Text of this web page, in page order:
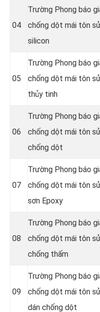
04
Trường Phong báo
chống dột mái tôn
silicon
05
Trường Phong báo
chống dột mái tôn
thủy tinh
06
Trường Phong báo
chống dột mái tôn
chống dột
07
Trường Phong báo
chống dột mái tôn
sơn Epoxy
08
Trường Phong báo
chống dột mái tôn
chống thấm
09
Trường Phong báo
chống dột mái tôn
dán chống dột